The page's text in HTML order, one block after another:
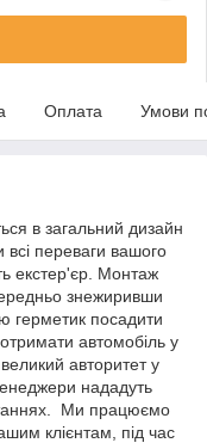
Оплата Умови
в загальний дизайн
всі переваги вашого
екстер'єр. Монтаж
знежиривши
герметик посадити
автомобіль у
авторитет у
нададуть
Ми працюємо
клієнтам, під час